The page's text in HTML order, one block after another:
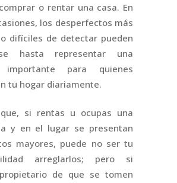
o rentar una casa. En
los desperfectos más
difíciles de detectar pueden
hasta representar una
importante para quienes
tu hogar diariamente.
que, si rentas u ocupas una
y en el lugar se presentan
mayores, puede no ser tu
arreglarlos; pero si
de que se tomen